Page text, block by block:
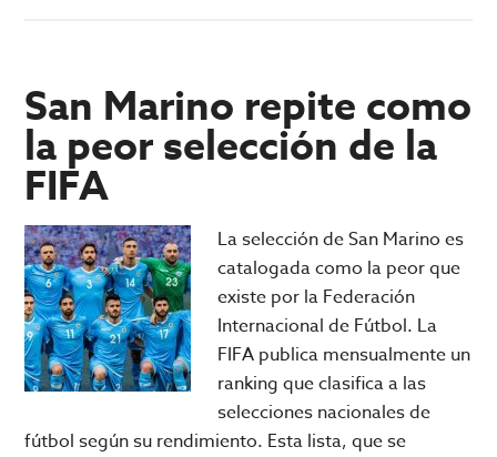
acerca
el
la
multipropiedad?
San Marino repite como
la peor selección de la
FIFA
La selección de San Marino es
catalogada como la peor que
existe por la Federación
Internacional de Fútbol. La
FIFA publica mensualmente un
ranking que clasifica a las
selecciones nacionales de
fútbol según su rendimiento. Esta lista, que se